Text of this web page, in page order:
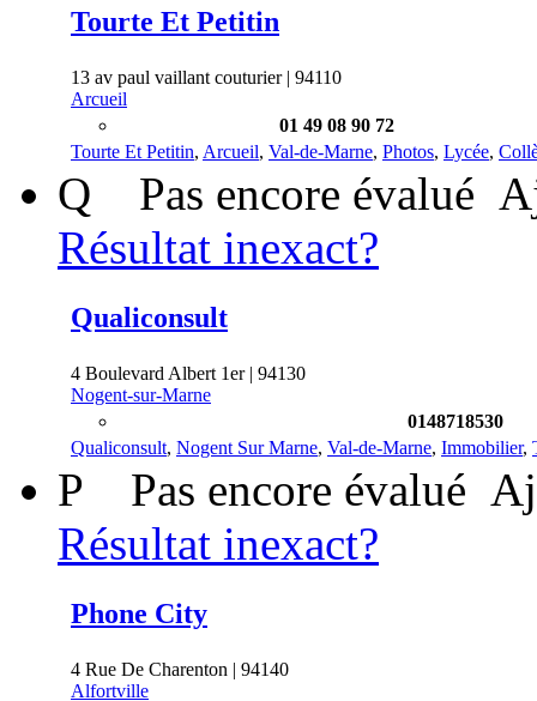
Tourte Et Petitin
13 av paul vaillant couturier | 94110
Arcueil
01 49 08 90 72
Tourte Et Petitin, Arcueil, Val-de-Marne, Photos, Lycée,
Q Pas encore évalué
Résultat inexact?
Qualiconsult
4 Boulevard Albert 1er | 94130
Nogent-sur-Marne
0148718530
Qualiconsult, Nogent Sur Marne, Val-de-Marne, Immobilier,
P Pas encore évalué
Résultat inexact?
Phone City
4 Rue De Charenton | 94140
Alfortville